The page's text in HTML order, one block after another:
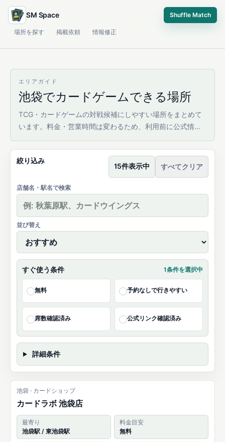
SM Space Shuffle Match
場所を探す 掲載依頼 情報修正
エリアガイド
池袋でカードゲームできる場所
TCG・カードゲームの対戦候補にしやすい場所をまとめて
います。料金・営業時間は変わるため、利用前に公式情報
絞り込み
15件表示中 すべてクリア
店舗名・駅名で検索
並び替え
すぐ使う条件 1条件を選択中
無料 予約なしで行きやすい
席数確認済み 公式リンク確認済み
詳細条件
池袋 · カードショップ
カードラボ 池袋店
最寄り
池袋駅 / 東池袋駅
料金目安
無料